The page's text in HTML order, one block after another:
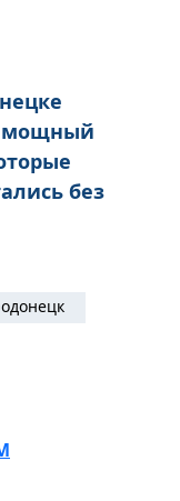
мощный
без